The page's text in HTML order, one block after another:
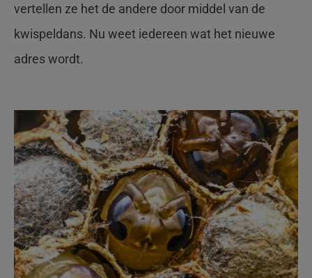
vertellen ze het de andere door middel van de
kwispeldans. Nu weet iedereen wat het nieuwe
adres wordt.